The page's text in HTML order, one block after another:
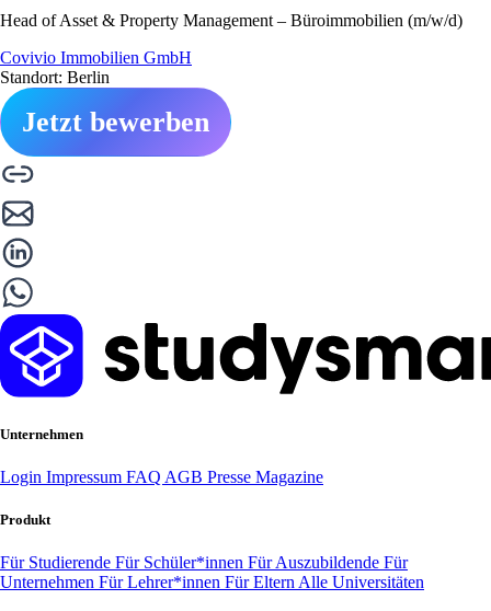
Head of Asset & Property Management – Büroimmobilien (m/w/d)
Covivio Immobilien GmbH
Standort: Berlin
Jetzt bewerben
Unternehmen
Login Impressum FAQ AGB Presse Magazine
Produkt
Für Studierende Für Schüler*innen Für Auszubildende Für
Unternehmen Für Lehrer*innen Für Eltern Alle Universitäten